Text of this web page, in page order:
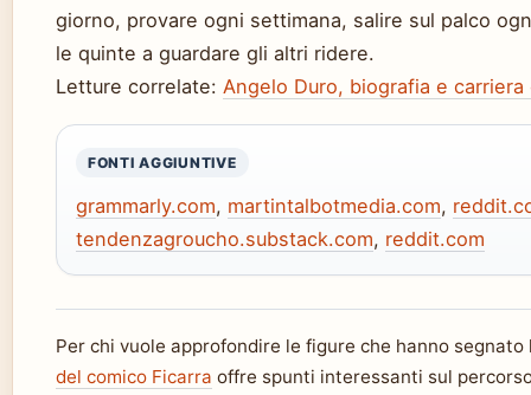
giorno, provare ogni settimana, salire sul palco
le quinte a guardare gli altri ridere.
Letture correlate: Angelo Duro, biografia e
FONTI AGGIUNTIVE
grammarly.com, martintalbotmedia.com,
tendenzagroucho.substack.com, reddit.com
Per chi vuole approfondire le figure che hanno
del comico Ficarra offre spunti interessanti sul